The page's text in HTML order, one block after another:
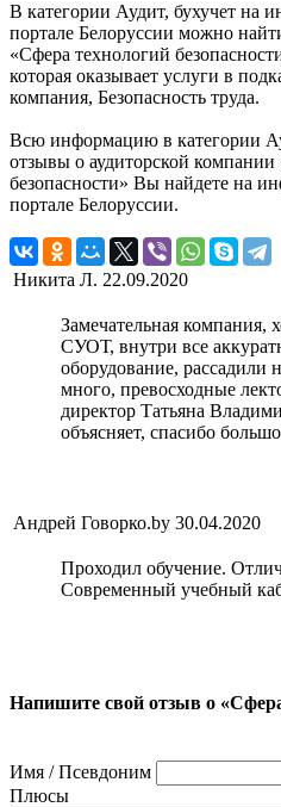
В категории Аудит, бухучет на
портале Белоруссии можно
«Сфера технологий
которая оказывает услуги в
компания, Безопасность труда.
Всю информацию в категории
отзывы о аудиторской
безопасности» Вы найдете на
портале Белоруссии.
Никита Л. 22.09.2020
Замечательная компания,
СУОТ, внутри все
оборудование, рассадили
много, превосходные
директор Татьяна
объясняет, спасибо
Андрей Говорко.by 30.04.2020
Проходил обучение.
Современный учебный
Напишите свой отзыв о «Сфера
Имя / Псевдоним
Плюсы